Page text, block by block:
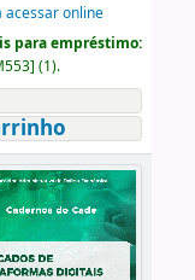
acessar online
para empréstimo:
] (1).